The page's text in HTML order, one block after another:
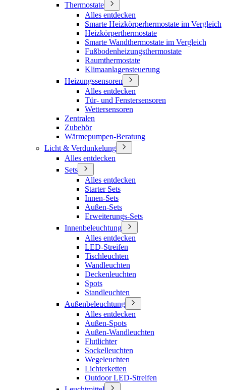
Thermostate
Alles entdecken
Smarte Heizkörperhermostate im Vergleich
Heizkörperthermostate
Smarte Wandthermostate im Vergleich
Fußbodenheizungsthermostate
Raumthermostate
Klimaanlagensteuerung
Heizungssensoren
Alles entdecken
Tür- und Fenstersensoren
Wettersensoren
Zentralen
Zubehör
Wärmepumpen-Beratung
Licht & Verdunkelung
Alles entdecken
Sets
Alles entdecken
Starter Sets
Innen-Sets
Außen-Sets
Erweiterungs-Sets
Innenbeleuchtung
Alles entdecken
LED-Streifen
Tischleuchten
Wandleuchten
Deckenleuchten
Spots
Standleuchten
Außenbeleuchtung
Alles entdecken
Außen-Spots
Außen-Wandleuchten
Flutlichter
Sockelleuchten
Wegeleuchten
Lichterketten
Outdoor LED-Streifen